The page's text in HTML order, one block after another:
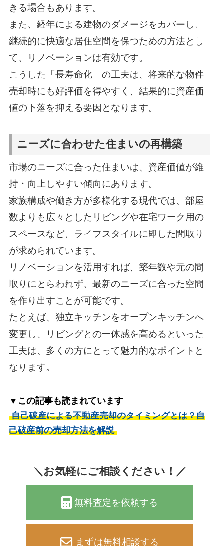
きる場合もあります。
また、経年による建物のダメージをカバーし、
継続的に快適な居住空間を保つための方法とし
て、リノベーションは有効です。
こうした「長寿命化」の工夫は、将来的な物件
売却時にも好評価を得やすく、結果的に資産価
値の下落を抑える要因となります。
ニーズに合わせた住まいの再構築
市場のニーズに合った住まいは、資産価値が維
持・向上しやすい傾向にあります。
家族構成や働き方が多様化する現代では、部屋
数よりも広々としたリビングや在宅ワーク用の
スペースなど、ライフスタイルに即した間取り
が求められています。
リノベーションを活用すれば、築年数や元の間
取りにとらわれず、最新のニーズに合った空間
を作り出すことが可能です。
たとえば、独立キッチンをオープンキッチンへ
変更し、リビングとの一体感を高めるといった
工夫は、多くの方にとって魅力的なポイントと
なります。
▼この記事も読まれています
自己破産による不動産売却のタイミングとは？自
己破産前の売却方法を解説
＼お気軽にご相談ください！／
無料査定を依頼する
まずは無料相談する